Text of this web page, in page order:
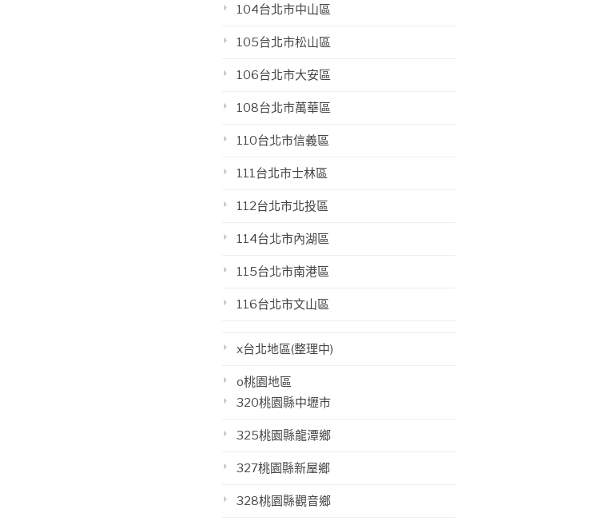
104台北市中山區
105台北市松山區
106台北市大安區
108台北市萬華區
110台北市信義區
111台北市士林區
112台北市北投區
114台北市內湖區
115台北市南港區
116台北市文山區
x台北地區(整理中)
o桃園地區
320桃園縣中壢市
325桃園縣龍潭鄉
327桃園縣新屋鄉
328桃園縣觀音鄉